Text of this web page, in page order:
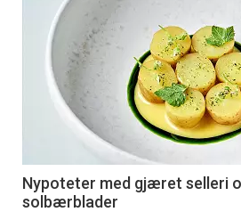
Nypoteter med gjæret selleri
solbærblader